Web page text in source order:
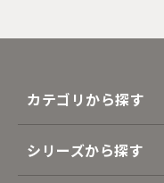
カテゴリから探す
シリーズから探す